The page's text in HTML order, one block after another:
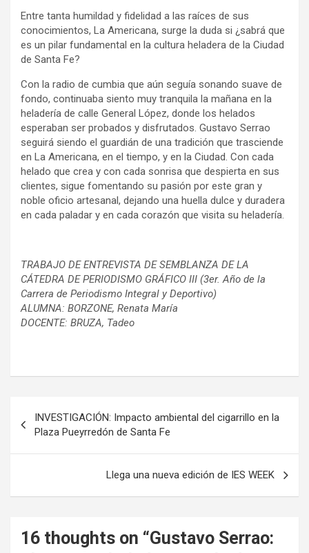
Entre tanta humildad y fidelidad a las raíces de sus
conocimientos, La Americana, surge la duda si ¿sabrá que
es un pilar fundamental en la cultura heladera de la Ciudad
de Santa Fe?
Con la radio de cumbia que aún seguía sonando suave de
fondo, continuaba siento muy tranquila la mañana en la
heladería de calle General López, donde los helados
esperaban ser probados y disfrutados. Gustavo Serrao
seguirá siendo el guardián de una tradición que trasciende
en La Americana, en el tiempo, y en la Ciudad. Con cada
helado que crea y con cada sonrisa que despierta en sus
clientes, sigue fomentando su pasión por este gran y
noble oficio artesanal, dejando una huella dulce y duradera
en cada paladar y en cada corazón que visita su heladería.
TRABAJO DE ENTREVISTA DE SEMBLANZA DE LA
CÁTEDRA DE PERIODISMO GRÁFICO III (3er. Año de la
Carrera de Periodismo Integral y Deportivo)
ALUMNA: BORZONE, Renata María
DOCENTE: BRUZA, Tadeo
v
g
INVESTIGACIÓN: Impacto ambiental del cigarrillo en la
Plaza Pueyrredón de Santa Fe
Llega una nueva edición de IES WEEK
16 thoughts on “Gustavo Serrao: